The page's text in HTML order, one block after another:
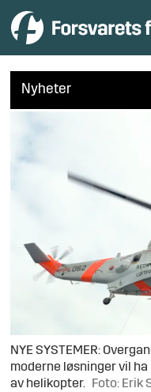
Nyheter
NYE SYSTEMER:
moderne løsninger vil
av helikopter.
Foto: Erik